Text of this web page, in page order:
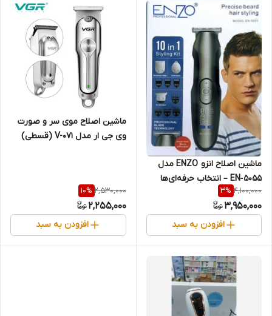
ماشین اصلاح انزو ENZO مدل
EN‑5055 – انتخاب حرفه‌ای‌ها
برای اصلاح سر، صورت و بدن
(قسطی)
4,100,000
3%
3,950,000
افزودن به سبد
ماشین اصلاح موی سر و صورت
وی جی ار مدل V-071 (قسطی)
2,530,000
10%
2,255,000
افزودن به سبد